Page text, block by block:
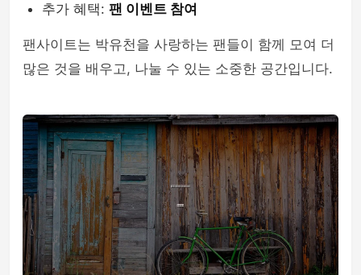
추가 혜택: 팬 이벤트 참여
팬사이트는 박유천을 사랑하는 팬들이 함께 모여 더
많은 것을 배우고, 나눌 수 있는 소중한 공간입니다.